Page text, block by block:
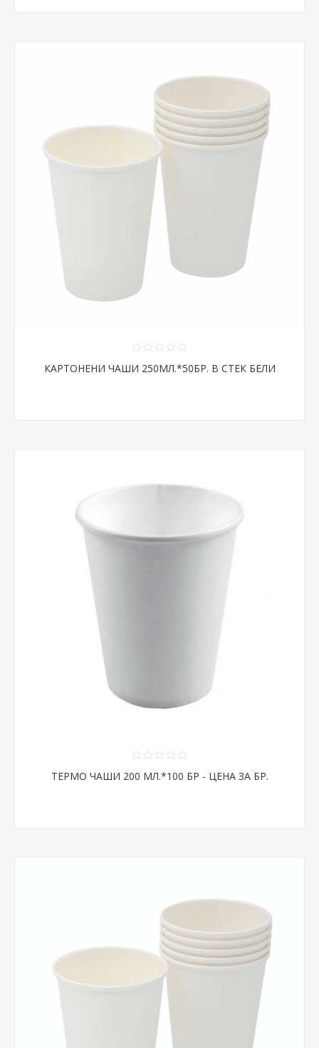
КАРТОНЕНИ ЧАШИ 250МЛ.*50БР. В СТЕК БЕЛИ
ТЕРМО ЧАШИ 200 МЛ.*100 БР - ЦЕНА ЗА БР.